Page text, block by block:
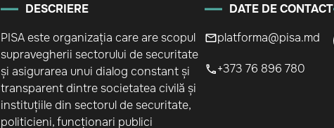
DESCRIERE
PISA este organizația care are scopul
supravegherii sectorului de securitate
și asigurarea unui dialog constant și
transparent dintre societatea civilă și
instituțiile din sectorul de securitate,
politicieni, funcționari publici
DATE DE CONTACT
platforma@pisa.md
+373 76 896 780